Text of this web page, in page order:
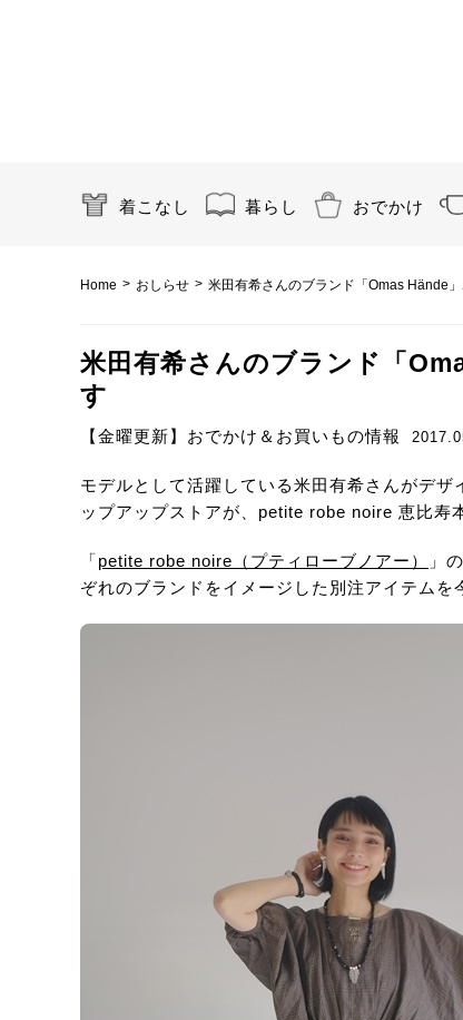
着こなし 暮らし おでかけ
Home > おしらせ > 米田有希さんのブランド「Omas Hände
米田有希さんのブランド「
す
【金曜更新】おでかけ＆お買いもの情報
モデルとして活躍している米田有希さんがデザ
ップアップストアが、petite robe noire 恵比寿
「petite robe noire（プティローブノアー）
」
ぞれのブランドをイメージした別注アイテムを